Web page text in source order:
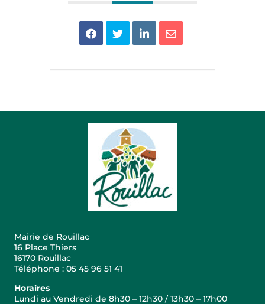
Mairie de Rouillac
16 Place Thiers
16170 Rouillac
Téléphone : 05 45 96 51 41
Horaires
Lundi au Vendredi de 8h30 – 12h30 / 13h30 – 17h00